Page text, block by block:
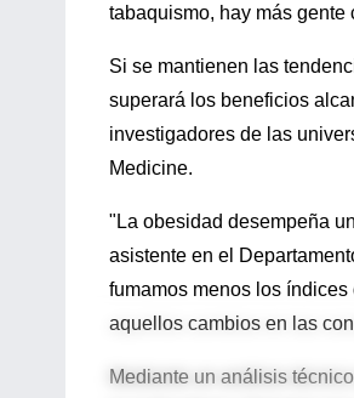
tabaquismo, hay más gente
Si se mantienen las
superará los beneficios
investigadores de las
Medicine.
"La obesidad desempeña
asistente en el
fumamos menos los
aquellos cambios en las
Mediante un análisis